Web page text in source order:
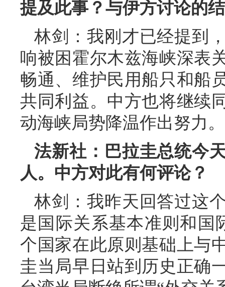
提及此事？与伊方讨论的
林剑：我刚才已经提到
响被困霍尔木兹海峡深表
畅通、维护民用船只和船
共同利益。中方也将继续
动海峡局势降温作出努力。
法新社：巴拉圭总统今
人。中方对此有何评论？
林剑：我昨天回答过这
是国际关系基本准则和国
个国家在此原则基础上与
圭当局早日站到历史正确